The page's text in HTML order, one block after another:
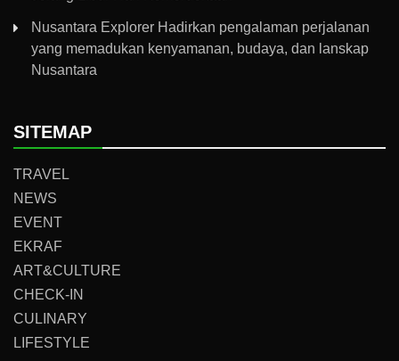
Nusantara Explorer Hadirkan pengalaman perjalanan
yang memadukan kenyamanan, budaya, dan lanskap
Nusantara
SITEMAP
TRAVEL
NEWS
EVENT
EKRAF
ART&CULTURE
CHECK-IN
CULINARY
LIFESTYLE